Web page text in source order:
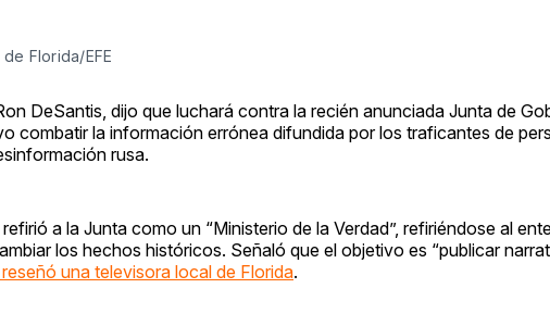
Florida/EFE
DeSantis, dijo que luchará contra la recién anunciada Junta de
combatir la información errónea difundida por los traficantes de
rusa.
a la Junta como un “Ministerio de la Verdad”, refiriéndose al
los hechos históricos. Señaló que el objetivo es “publicar
reseñó una televisora local de Florida.